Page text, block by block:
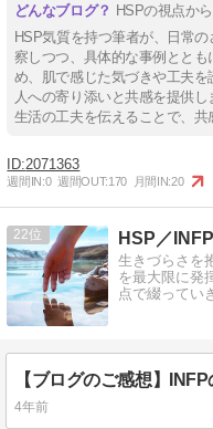
HSPの視点か
HSP気質を持つ筆者が、日常
察しつつ、具体的な事例とと
め、肌で感じた気づきや工夫
人への寄り添いと共感を提供
生活の工夫を伝えることで、共
2071363
週間IN:0 週間OUT:170 月間IN:20
22
生きづらさを
を最大限に発
点で綴ってい
4年前